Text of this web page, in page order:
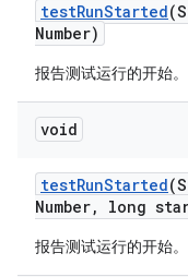
testRunStarted
Number)
报告测试运行的开始。
void
testRunStarted
Number, long
报告测试运行的开始。